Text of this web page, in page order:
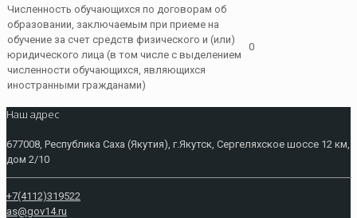
Численность обучающихся по договорам об
образовании, заключаемым при приеме на
обучение за счет средств физического и (или)
юридического лица (в том числе с выделением
численности обучающихся, являющихся
иностранными гражданами)
0
Наш адрес
677008, Республика Саха (Якутия), г.Якутск, Сергеляхское шоссе 12 км,
дом 2/10
+7(4112)319522
as@gov14.ru